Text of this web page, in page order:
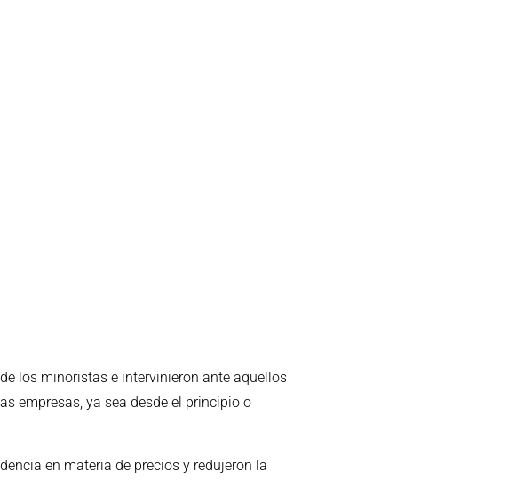
los minoristas e intervinieron ante aquellos
empresas, ya sea desde el principio o
en materia de precios y redujeron la